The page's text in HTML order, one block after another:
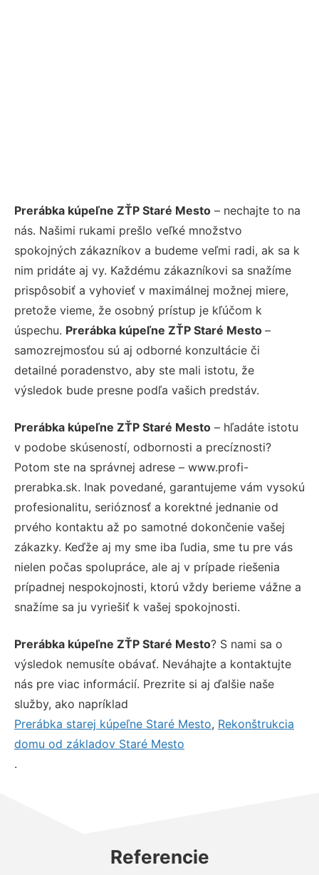
Prerábka kúpeľne ZŤP Staré Mesto – nechajte to na
nás. Našimi rukami prešlo veľké množstvo
spokojných zákazníkov a budeme veľmi radi, ak sa k
nim pridáte aj vy. Každému zákazníkovi sa snažíme
prispôsobiť a vyhovieť v maximálnej možnej miere,
pretože vieme, že osobný prístup je kľúčom k
úspechu. Prerábka kúpeľne ZŤP Staré Mesto –
samozrejmosťou sú aj odborné konzultácie či
detailné poradenstvo, aby ste mali istotu, že
výsledok bude presne podľa vašich predstáv.
Prerábka kúpeľne ZŤP Staré Mesto – hľadáte istotu
v podobe skúseností, odbornosti a precíznosti?
Potom ste na správnej adrese – www.profi-
prerabka.sk. Inak povedané, garantujeme vám vysokú
profesionalitu, serióznosť a korektné jednanie od
prvého kontaktu až po samotné dokončenie vašej
zákazky. Keďže aj my sme iba ľudia, sme tu pre vás
nielen počas spolupráce, ale aj v prípade riešenia
prípadnej nespokojnosti, ktorú vždy berieme vážne a
snažíme sa ju vyriešiť k vašej spokojnosti.
Prerábka kúpeľne ZŤP Staré Mesto? S nami sa o
výsledok nemusíte obávať. Neváhajte a kontaktujte
nás pre viac informácií. Prezrite si aj ďalšie naše
služby, ako napríklad
Prerábka starej kúpeľne Staré Mesto, Rekonštrukcia
domu od základov Staré Mesto
.
Referencie